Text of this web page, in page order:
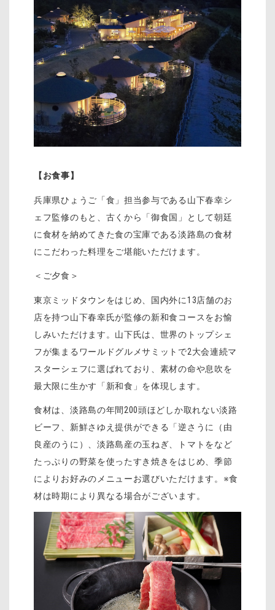
【お食事】
兵庫県ひょうご「食」担当参与である山下春幸シ
ェフ監修のもと、古くから「御食国」として朝廷
に食材を納めてきた食の宝庫である淡路島の食材
にこだわった料理をご堪能いただけます。
＜ご夕食＞
東京ミッドタウンをはじめ、国内外に13店舗のお
店を持つ山下春幸氏が監修の新和食コースをお愉
しみいただけます。山下氏は、世界のトップシェ
フが集まるワールドグルメサミットで2大会連続マ
スターシェフに選ばれており、素材の命や息吹を
最大限に生かす「新和食」を体現します。
食材は、淡路島の年間200頭ほどしか取れない淡路
ビーフ、新鮮さゆえ提供ができる「逆さうに（由
良産のうに）、淡路島産の玉ねぎ、トマトをなど
たっぷりの野菜を使ったすき焼きをはじめ、季節
によりお好みのメニューお選びいただけます。※食
材は時期により異なる場合がございます。